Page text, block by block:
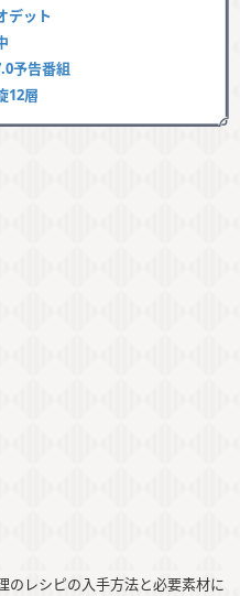
デット
予告番組
12層
のレシピの入手方法と必要素材に